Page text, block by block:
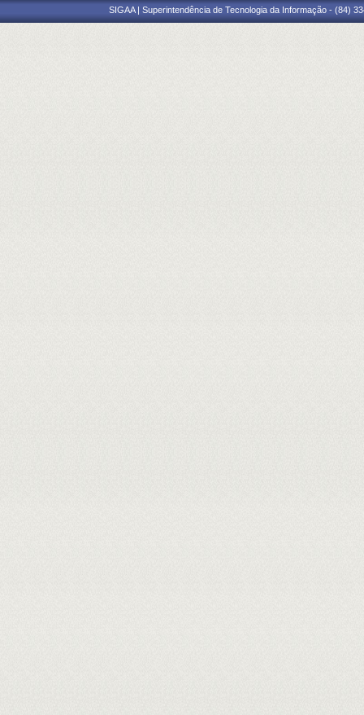
SIGAA | Superintendência de Tecnologia da Informação - (84)